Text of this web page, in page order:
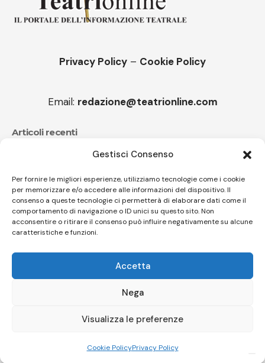
Gestisci Consenso
Per fornire le migliori esperienze, utilizziamo tecnologie come i cookie
per memorizzare e/o accedere alle informazioni del dispositivo. Il
consenso a queste tecnologie ci permetterà di elaborare dati come il
comportamento di navigazione o ID unici su questo sito. Non
acconsentire o ritirare il consenso può influire negativamente su alcune
caratteristiche e funzioni.
Accetta
Nega
Visualizza le preferenze
Cookie PolicyPrivacy Policy
Privacy Policy – Cookie Policy
Email: redazione@teatrionline.com
Articoli recenti
CucuFestival 2026: teatro di strada a Roana
Il sound travolgente di Sparagna e l’Orchestra
popolare italiana
Firenze - SEO BY SIMONE ROMPIETTI SR WEB
Informativa sulla raccolta
Le tue preferenze relative alla privacy